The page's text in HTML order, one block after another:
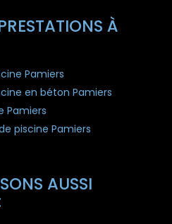
À
Pamiers
en béton Pamiers
Pamiers
piscine Pamiers
AUSSI